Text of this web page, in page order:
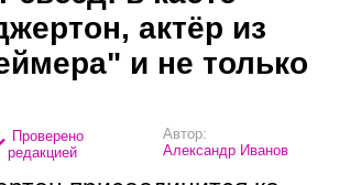
актёр из
и не только
Проверено
редакцией
Автор:
Александр Иванов